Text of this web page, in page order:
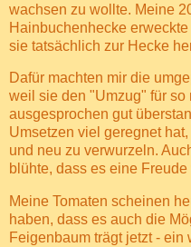
wachsen zu wollte. Meine
Hainbuchenhecke
sie tatsächlich zur Hecke
Dafür machten mir die
weil sie den "Umzug" für so
ausgesprochen gut
Umsetzen viel geregnet
und neu zu verwurzeln.
blühte, dass es eine Freude
Meine Tomaten scheinen
haben, dass es auch die
Feigenbaum trägt jetzt -